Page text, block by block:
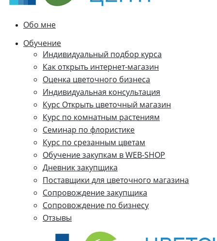
Обо мне
Обучение
Индивидуальный подбор курса
Как открыть интернет-магазин
Оценка цветочного бизнеса
Индивидуальная консультация
Курс Открыть цветочный магазин
Курс по комнатным растениям
Семинар по флористике
Курс по срезанным цветам
Обучение закупкам в WEB-SHOP
Дневник закупщика
Поставщики для цветочного магазина
Сопровождение закупщика
Cопровождение по бизнесу
Отзывы